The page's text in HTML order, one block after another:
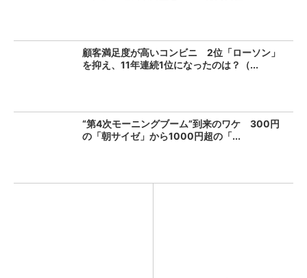
顧客満足度が高いコンビニ 2位「ローソン」
を抑え、11年連続1位になったのは？（...
“第4次モーニングブーム”到来のワケ 300円
の「朝サイゼ」から1000円超の「...